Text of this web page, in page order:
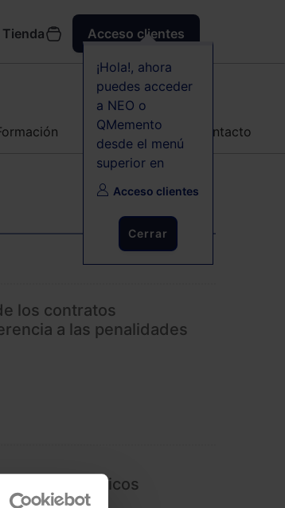
Tienda Acceso clientes
¡Hola!, ahora
puedes acceder
a NEO o
QMemento
desde el menú
superior en
Acceso clientes
Cerrar
Agenda Contacto
los contratos
a las penalidades
públicos